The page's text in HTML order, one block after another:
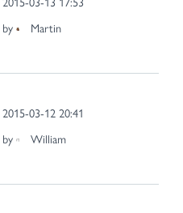
by
Martin
2015-03-12 20:41
by
William